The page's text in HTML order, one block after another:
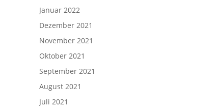
Januar 2022
Dezember 2021
November 2021
Oktober 2021
September 2021
August 2021
Juli 2021